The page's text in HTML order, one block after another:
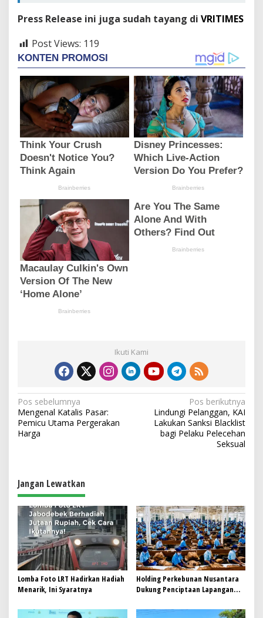
Press Release ini juga sudah tayang di VRITIMES
Post Views: 119
Ikuti Kami
N
a
v
a
s
i
p
o
s
Pos sebelumnya
Mengenal Katalis Pasar:
Pemicu Utama Pergerakan
Harga
Pos berikutnya
Lindungi Pelanggan, KAI
Lakukan Sanksi Blacklist
bagi Pelaku Pelecehan
Seksual
Jangan Lewatkan
Lomba Foto LRT Hadirkan Hadiah
Menarik, Ini Syaratnya
Holding Perkebunan Nusantara
Dukung Penciptaan Lapangan
Pekerja di Pabrik Tembakau